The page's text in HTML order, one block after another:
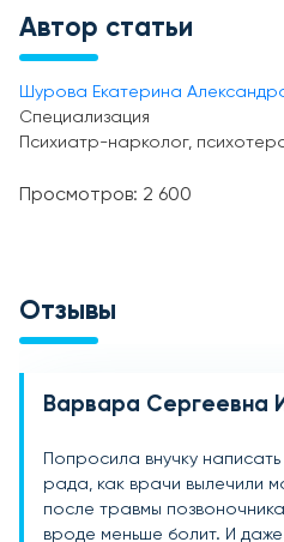
Автор статьи
Шурова Екатерина
Специализация
Психиатр-нарколог,
Просмотров: 2 600
Отзывы
Варвара Сергеевна
Попросила внучку
рада, как врачи вылечили
после травмы
вроде меньше болит. И
Кирилл К.
Мой стаж “солей” – 3 года,
плохого. Первый раз
заводскими, так
заметил, как влип, а как
Рустем, 25 лет
Я – наркоман. Бывало
хотелось уколоться. Как-
дозы. Домой к нам пришел
капельницу, а потом мать